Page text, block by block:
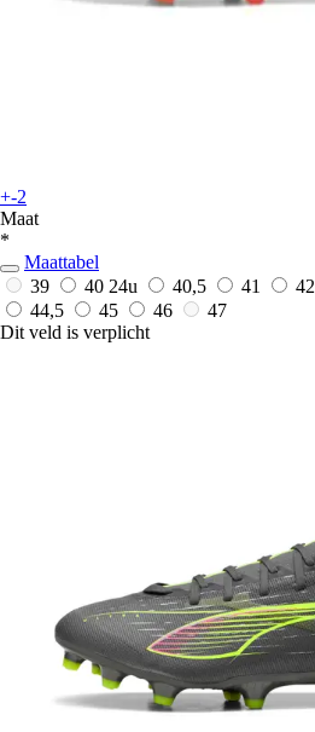
+-2
Maat
*
Maattabel
39
40 24u 40,5 41 42
44,5
45 46
47
Dit veld is verplicht